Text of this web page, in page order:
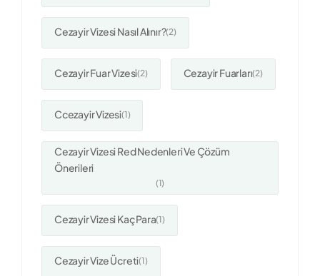
Cezayir Vizesi Nasıl Alınır?(2)
Cezayir Fuar Vizesi(2) Cezayir Fuarları(2)
Ccezayir Vizesi(1)
Cezayir Vizesi Red Nedenleri Ve Çözüm
Önerileri
(1)
Cezayir Vizesi Kaç Para(1)
Cezayir Vize Ücreti(1)